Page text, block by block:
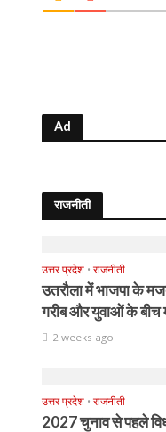
Ad
राजनीती
उत्तर प्रदेश • राजनीती
उतरौला में भाजपा के
गरीब और युवाओं के बीच
2 weeks ago
उत्तर प्रदेश • राजनीती
2027 चुनाव से पहले